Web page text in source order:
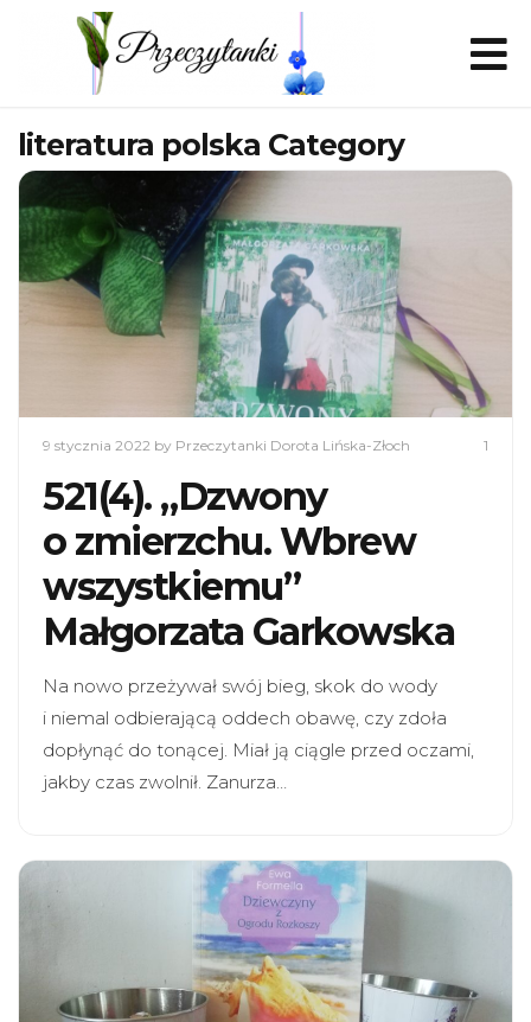
literatura polska Category
9 stycznia 2022 by Przeczytanki Dorota Lińska-Złoch 1
521(4). „Dzwony
o zmierzchu. Wbrew
wszystkiemu”
Małgorzata Garkowska
Na nowo przeżywał swój bieg, skok do wody
i niemal odbierającą oddech obawę, czy zdoła
dopłynąć do tonącej. Miał ją ciągle przed oczami,
jakby czas zwolnił. Zanurza…